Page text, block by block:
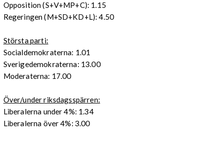
Opposition (S+V+MP+C): 1.15
Regeringen (M+SD+KD+L): 4.50
Största parti:
Socialdemokraterna: 1.01
Sverigedemokraterna: 13.00
Moderaterna: 17.00
Över/under riksdagsspärren:
Liberalerna under 4%: 1.34
Liberalerna över 4%: 3.00